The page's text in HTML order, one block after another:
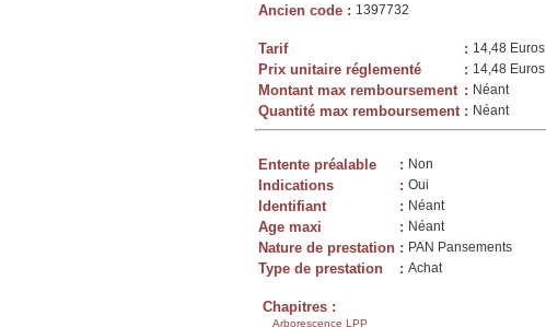
Ancien code : 1397732
Tarif : 14,48 Euros
Prix unitaire réglementé : 14,48 Euros
Montant max remboursement : Néant
Quantité max remboursement : Néant
Entente préalable : Non
Indications : Oui
Identifiant : Néant
Age maxi : Néant
Nature de prestation : PAN Pansements
Type de prestation : Achat
Chapitres :
Arborescence LPP